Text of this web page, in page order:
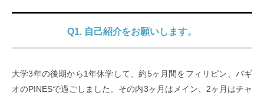
Q1. 自己紹介をお願いします。
大学3年の後期から1年休学して、約5ヶ月間をフィリピン、バギ
オのPINESで過ごしました。その内3ヶ月はメイン、2ヶ月はチャ